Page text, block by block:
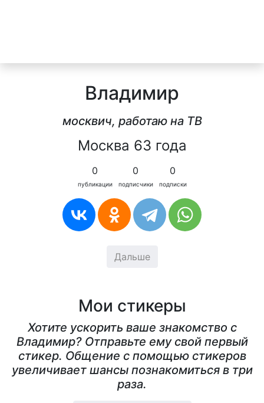
Владимир
москвич, работаю на ТВ
Москва 63 года
0
публикации
0
подписчики
0
подписки
Дальше
Мои стикеры
Хотите ускорить ваше знакомство с
Владимир? Отправьте ему свой первый
стикер. Общение с помощью стикеров
увеличивает шансы познакомиться в три
раза.